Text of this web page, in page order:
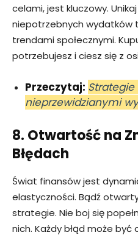
celami, jest kluczowy.
niepotrzebnych wydatków
trendami społecznymi.
potrzebujesz i ciesz się z
Przeczytaj: Strategie
nieprzewidzianymi
8. Otwartość na
Błędach
Świat finansów jest
elastyczności. Bądź
strategie. Nie boj się
nich. Każdy błąd może być